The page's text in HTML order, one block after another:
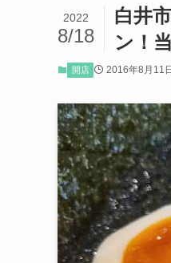
白井
ン！
2022
8/18
開店 2016年8月11日